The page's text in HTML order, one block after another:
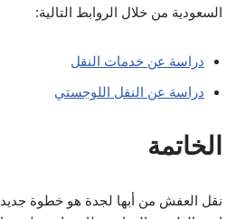
السعودية من خلال الروابط التالية:
دراسة عن خدمات النقل
دراسة عن النقل اللوجستي
الخاتمة
نقل العفش من أبها لجدة هو خطوة